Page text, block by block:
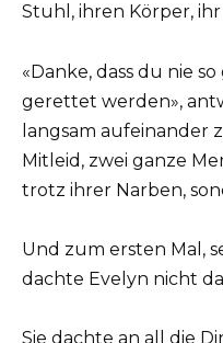
Stuhl, ihren Körper, ihr
«Danke, dass du nie
gerettet werden»,
langsam aufeinander
Mitleid, zwei ganze
trotz ihrer Narben,
Und zum ersten Mal,
dachte Evelyn nicht
Sie dachte an all die